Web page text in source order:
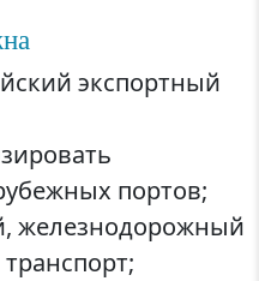
экспортный
портов;
железнодорожный